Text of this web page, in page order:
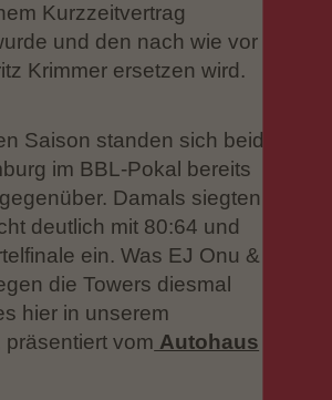
Kurzzeitvertrag
und den nach wie vor
Krimmer ersetzen wird.
Saison standen sich beide
im BBL-Pokal bereits
Damals siegten die
deutlich mit 80:64 und
ein. Was EJ Onu & Co.
die Towers diesmal
hier in unserem
vom Autohaus